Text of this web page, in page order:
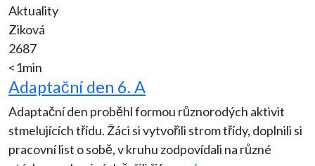
Aktuality
Ziková
2687
<1min
Adaptační den 6. A
Adaptační den proběhl formou různorodých aktivit
stmelujících třídu. Žáci si vytvořili strom třídy, doplnili si
pracovní list o sobě, v kruhu zodpovídali na různé